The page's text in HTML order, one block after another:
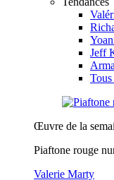
Jeff
Tous
Œuvre de la
Piaftone rouge
Valerie Marty